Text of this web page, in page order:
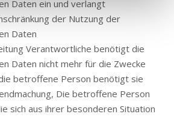
Daten ein und verlangt
der Nutzung der
Daten
Verantwortliche benötigt die
Daten nicht mehr für die Zwecke
betroffene Person benötigt sie
Die betroffene Person
sich aus ihrer besonderen Situation